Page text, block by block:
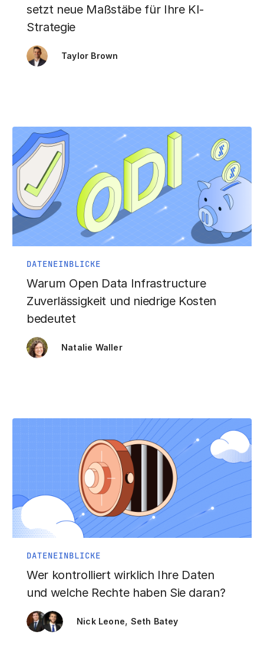
setzt neue Maßstäbe für Ihre KI-
Strategie
Taylor Brown
DATENEINBLICKE
Warum Open Data Infrastructure
Zuverlässigkeit und niedrige Kosten
bedeutet
Natalie Waller
DATENEINBLICKE
Wer kontrolliert wirklich Ihre Daten
und welche Rechte haben Sie daran?
Nick Leone, Seth Batey